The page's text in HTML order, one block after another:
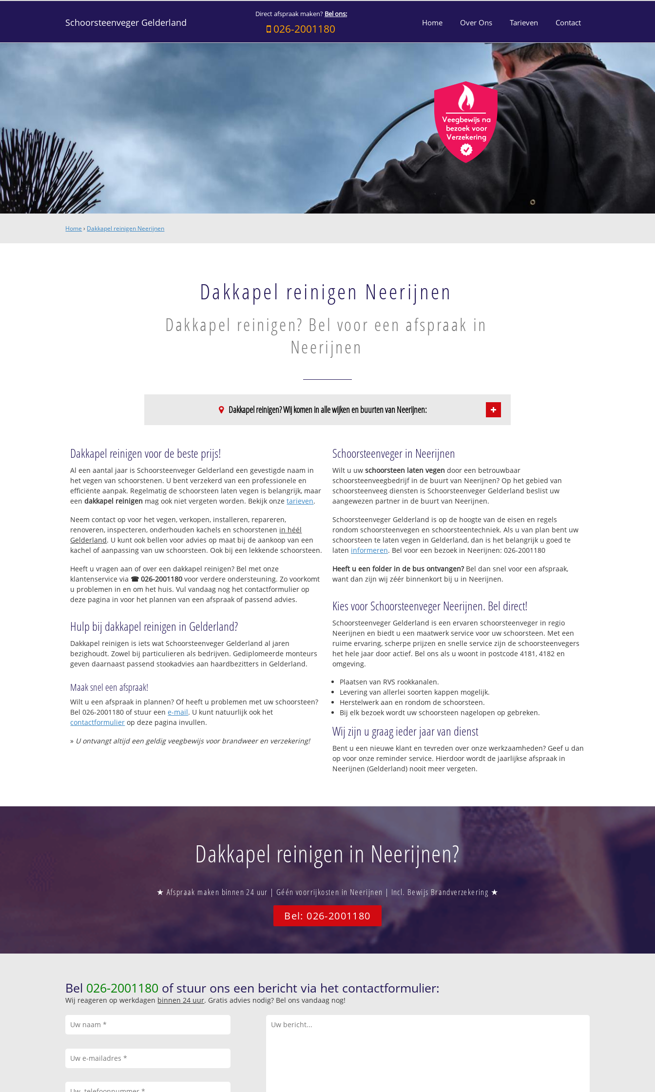
Schoorsteenveger Gelderland
Direct afspraak maken? Bel ons:
026-2001180 Home Over Ons Tarieven Contact
Home › Dakkapel reinigen Neerijnen
Dakkapel reinigen Neerijnen
Dakkapel reinigen? Bel voor een afspraak in
Neerijnen
Dakkapel reinigen? Wij komen in alle wijken en buurten van Neerijnen:
Waardenburg-West
Neerijnen
Opijnen
Est
Dakkapel reinigen voor de beste prijs!
Al een aantal jaar is Schoorsteenveger Gelderland een gevestigde naam in
het vegen van schoorstenen. U bent verzekerd van een professionele en
efficiënte aanpak. Regelmatig de schoorsteen laten vegen is belangrijk, maar
eendakkapel reinigen mag ook niet vergeten worden. Bekijk onzetarieven.
Neem contact op voor het vegen, verkopen, installeren, repareren,
renoveren, inspecteren, onderhouden kachels en schoorstenen in héél
Gelderland. U kunt ook bellen voor advies op maat bij de aankoop van een
kachel of aanpassing van uw schoorsteen. Ook bij een lekkende schoorsteen.
Heeft u vragen aan of over een dakkapel reinigen? Bel met onze
klantenservice via ☎ 026-2001180 voor verdere ondersteuning. Zo voorkomt
u problemen in en om het huis. Vul vandaag nog het contactformulier op
deze pagina in voor het plannen van een afspraak of passend advies.
Hulp bij dakkapel reinigen in Gelderland?
Dakkapel reinigen is iets wat Schoorsteenveger Gelderland al jaren
bezighoudt. Zowel bij particulieren als bedrijven. Gediplomeerde monteurs
geven daarnaast passend stookadvies aan haardbezitters in Gelderland.
Maak snel een afspraak!
Wilt u een afspraak in plannen? Of heeft u problemen met uw schoorsteen?
Bel 026-2001180 of stuur eene-mail. U kunt natuurlijk ook het
contactformulier op deze pagina invullen.
» U ontvangt altijd een geldig veegbewijs voor brandweer en verzekering!
Schoorsteenveger in Neerijnen
Wilt u uw schoorsteen laten vegen door een betrouwbaar
schoorsteenveegbedrijf in de buurt van Neerijnen? Op het gebied van
schoorsteenveeg diensten is Schoorsteenveger Gelderland beslist uw
aangewezen partner in de buurt van Neerijnen.
Schoorsteenveger Gelderland is op de hoogte van de eisen en regels
rondom schoorsteenvegen en schoorsteentechniek. Als u van plan bent uw
schoorsteen te laten vegen in Gelderland, dan is het belangrijk u goed te
laten informeren. Bel voor een bezoek in Neerijnen: 026-2001180
Heeft u een folder in de bus ontvangen?Bel dan snel voor een afspraak,
want dan zijn wij zéér binnenkort bij u in Neerijnen.
Kies voor Schoorsteenveger Neerijnen. Bel direct!
Schoorsteenveger Gelderland is een ervaren schoorsteenveger in regio
Neerijnen en biedt u een maatwerk service voor uw schoorsteen. Met een
ruime ervaring, scherpe prijzen en snelle service zijn de schoorsteenvegers
het hele jaar door actief. Bel ons als u woont in postcode 4181, 4182 en
omgeving.
Plaatsen van RVS rookkanalen.
Levering van allerlei soorten kappen mogelijk.
Herstelwerk aan en rondom de schoorsteen.
Bij elk bezoek wordt uw schoorsteen nagelopen op gebreken.
Wij zijn u graag ieder jaar van dienst
Bent u een nieuwe klant en tevreden over onze werkzaamheden? Geef u dan
op voor onze reminder service. Hierdoor wordt de jaarlijkse afspraak in
Neerijnen (Gelderland) nooit meer vergeten.
Dakkapel reinigen in Neerijnen?
★ Afspraak maken binnen 24 uur | Géén voorrijkosten in Neerijnen | Incl. Bewijs Brandverzekering ★
Bel: 026-2001180
Bel 026-2001180 of stuur ons een bericht via het contactformulier:
Wij reageren op werkdagen binnen 24 uur. Gratis advies nodig? Bel ons vandaag nog!